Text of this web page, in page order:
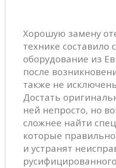
Хорошую замену
технике составило
оборудование из
после
также не
Достать
ней непросто, но
сложнее найти
которые
и устранят